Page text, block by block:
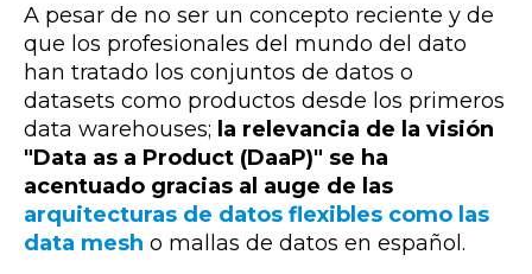
A pesar de no ser un concepto reciente y de
que los profesionales del mundo del dato
han tratado los conjuntos de datos o
datasets como productos desde los primeros
data warehouses; la relevancia de la visión
"Data as a Product (DaaP)" se ha
acentuado gracias al auge de las
arquitecturas de datos flexibles como las
data mesh o mallas de datos en español .